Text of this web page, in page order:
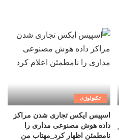
تکنولوژی
اسپیس ایکس تجاری شدن مراکز
داده هوش مصنوعی مداری را
نامطمئن اظهار کرد_مهتاب من